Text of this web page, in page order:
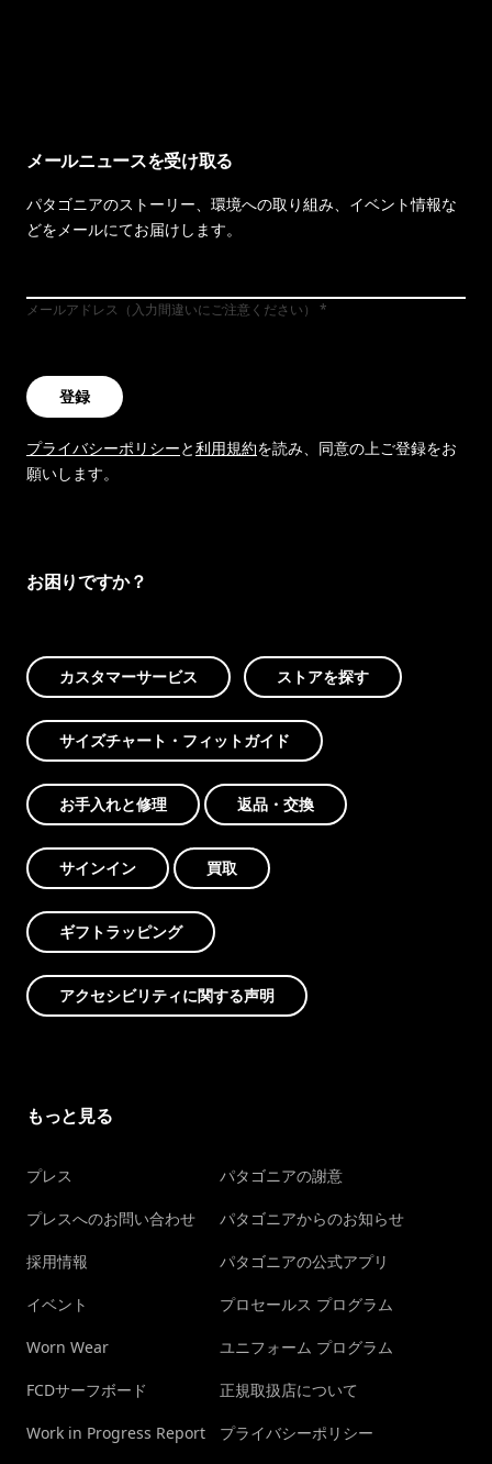
メールニュースを受け取る
パタゴニアのストーリー、環境への取り組み、イベント情報な
どをメールにてお届けします。
メールアドレス（入力間違いにご注意ください）
登録
プライバシーポリシーと利用規約を読み、同意の上ご登録をお
願いします。
お困りですか？
カスタマーサービス ストアを探す
サイズチャート・フィットガイド
お手入れと修理 返品・交換
サインイン 買取
ギフトラッピング
アクセシビリティに関する声明
もっと見る
プレス
プレスへのお問い合わせ
採用情報
イベント
Worn Wear
FCDサーフボード
Work in Progress Report
パタゴニアの謝意
パタゴニアからのお知らせ
パタゴニアの公式アプリ
プロセールス プログラム
ユニフォーム プログラム
正規取扱店について
プライバシーポリシー